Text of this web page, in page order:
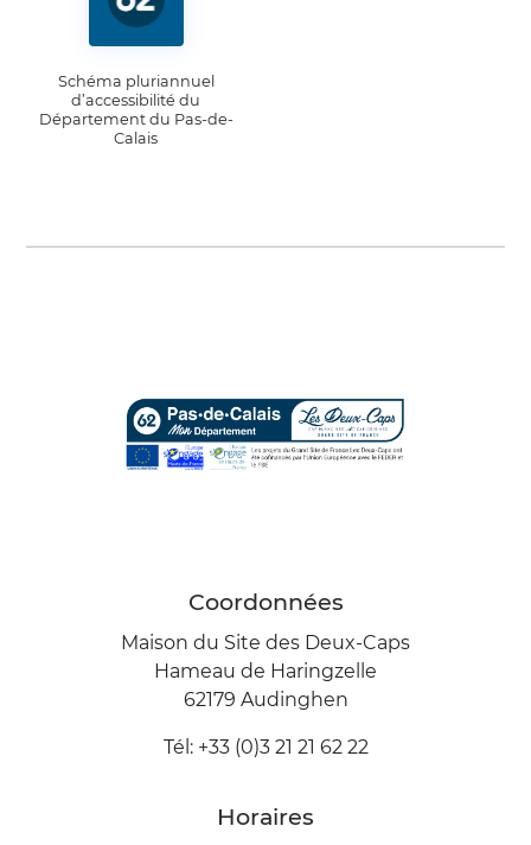
Schéma pluriannuel
d’accessibilité du
Département du Pas-de-
Calais
Coordonnées
Maison du Site des Deux-Caps
Hameau de Haringzelle
62179 Audinghen
Tél: +33 (0)3 21 21 62 22
Horaires